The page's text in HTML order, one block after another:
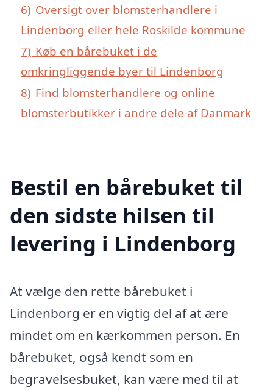
6) Oversigt over blomsterhandlere i
Lindenborg eller hele Roskilde kommune
7) Køb en bårebuket i de
omkringliggende byer til Lindenborg
8) Find blomsterhandlere og online
blomsterbutikker i andre dele af Danmark
Bestil en bårebuket til
den sidste hilsen til
levering i Lindenborg
At vælge den rette bårebuket i
Lindenborg er en vigtig del af at ære
mindet om en kærkommen person. En
bårebuket, også kendt som en
begravelsesbuket, kan være med til at